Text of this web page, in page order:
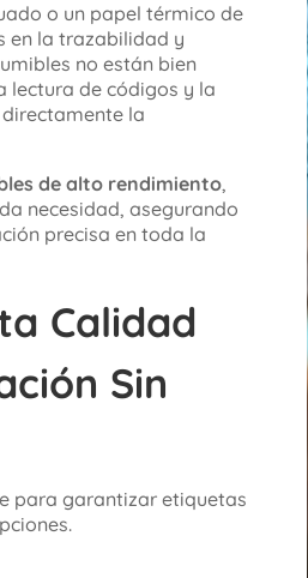
o un papel térmico de
en la trazabilidad y
no están bien
lectura de códigos y la
la
de alto rendimiento,
necesidad, asegurando
precisa en toda la
Calidad
Sin
para garantizar etiquetas